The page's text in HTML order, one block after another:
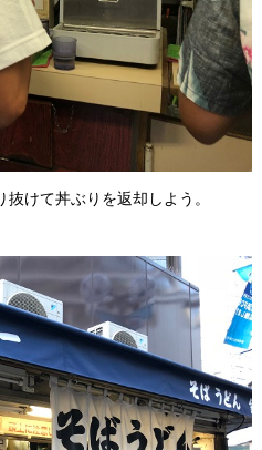
けて丼ぶりを返却しよう。